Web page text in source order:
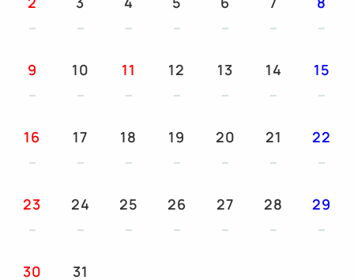
・ジム無料（シューズとウェアはご持参ください）
9 10 11 12 13 14 15
16 17 18 19 20 21 22
23 24 25 26 27 28 29
30 31